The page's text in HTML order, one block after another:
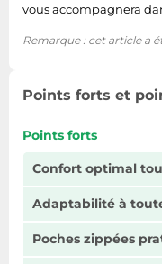
vous accompagnera
Remarque : cet article a
Points forts et
Points forts
Confort optimal
Adaptabilité à
Poches zippées